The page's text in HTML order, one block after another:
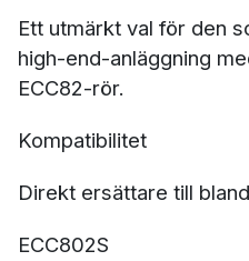
Ett utmärkt val för den
high-end-anläggning
ECC82-rör.
Kompatibilitet
Direkt ersättare till
ECC802S